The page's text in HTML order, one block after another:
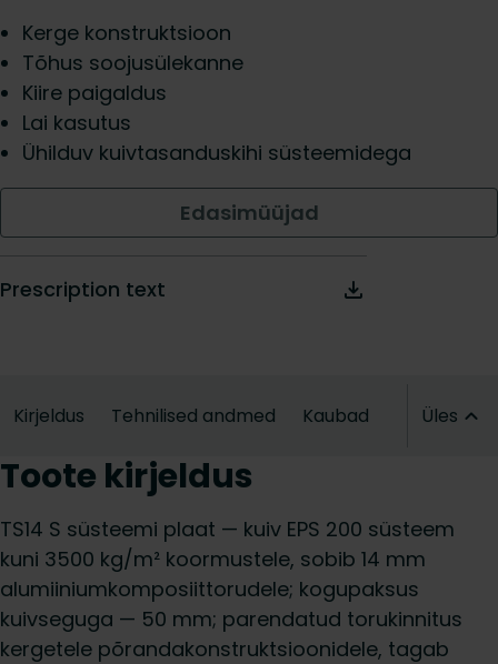
Kerge konstruktsioon
Tõhus soojusülekanne
Kiire paigaldus
Lai kasutus
Ühilduv kuivtasanduskihi süsteemidega
Edasimüüjad
Prescription text
Kirjeldus Tehnilised andmed Kaubad Üles
Toote kirjeldus
TS14 S süsteemi plaat — kuiv EPS 200 süsteem
kuni 3500 kg/m² koormustele, sobib 14 mm
alumiiniumkomposiittorudele; kogupaksus
kuivseguga — 50 mm; parendatud torukinnitus
kergetele põrandakonstruktsioonidele, tagab